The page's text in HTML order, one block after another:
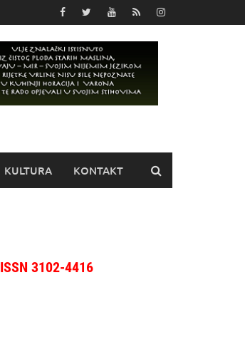
KULTURA KONTAKT
ISSN 3102-4416